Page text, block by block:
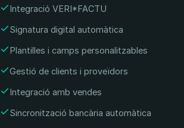
Integració VERI*FACTU
Signatura digital automàtica
Plantilles i camps personalitzables
Gestió de clients i proveïdors
Integració amb vendes
Sincronització bancària automàtica